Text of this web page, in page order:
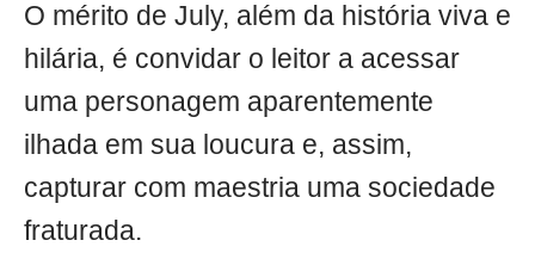
O mérito de July, além da história viva e
hilária, é convidar o leitor a acessar
uma personagem aparentemente
ilhada em sua loucura e, assim,
capturar com maestria uma sociedade
fraturada.